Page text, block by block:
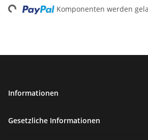
Komponenten werden
Informationen
Gesetzliche Informationen